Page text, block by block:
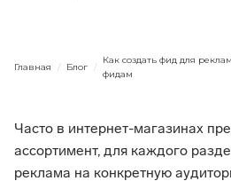
Главная / Блог /
Как создать фид для
фидам
Часто в интернет-магазинах
ассортимент, для каждого
реклама на конкретную